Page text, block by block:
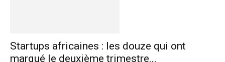
Startups africaines : les douze qui ont
marqué le deuxième trimestre...